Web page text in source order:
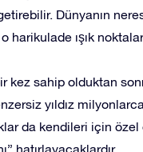
Dünyanın
harikulade ışık
kez sahip olduktan
yıldız
da kendileri için özel
hatırlayacaklardır.